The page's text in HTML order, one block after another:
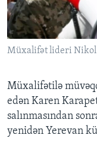
BIZI IZLƏYIN
Dillər
Müxalifət lideri Nikol
Müxalifətilə
edən Karen
salınmasından
yenidən Yerevan